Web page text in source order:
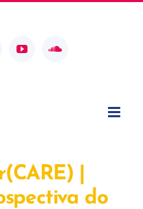
YouTubeSoundCloud
|
do